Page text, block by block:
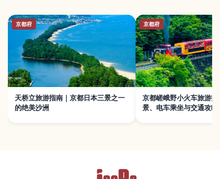
京都府
天桥立旅游指南｜京都日本三景之一
的绝美沙洲
京都府
京都嵯峨野小火车旅游指
景、电车乘坐与交通攻略